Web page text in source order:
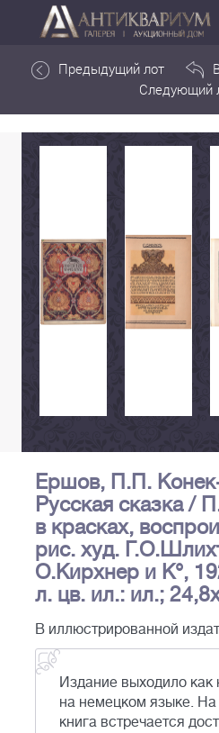
Предыдущий лот
Следующий
Ершов, П.П.
Русская сказка /
в красках,
рис. худ.
О.Кирхнер и К°,
л. цв. ил.: ил.;
В иллюстрированной
Издание выходило как
на немецком языке.
книга встречается